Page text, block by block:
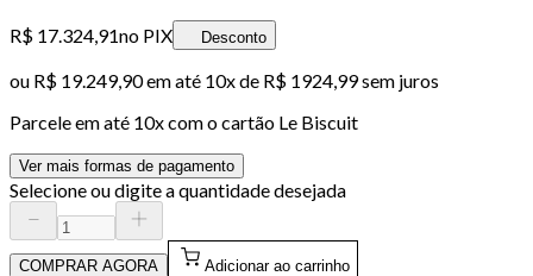
R$ 17.324,91no PIX Desconto
ou R$ 19.249,90em até 10x de R$ 1924,99 sem juros
Parcele em até 10x com o cartão Le Biscuit
Ver mais formas de pagamento
Selecione ou digite a quantidade desejada
COMPRAR AGORA Adicionar ao carrinho